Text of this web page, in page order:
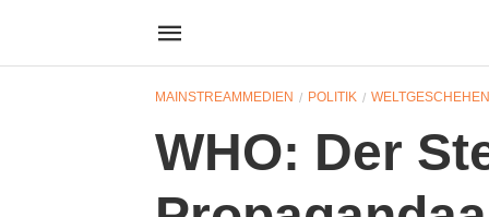
MAINSTREAMMEDIEN POLITIK WELTGESCHEHEN
WHO: Der